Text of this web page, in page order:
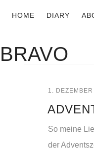
HOME DIARY
BRAVO
1.
So meine
der